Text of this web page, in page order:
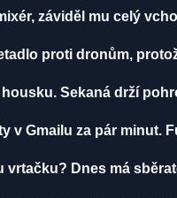
záviděl mu celý
proti dronům,
Sekaná drží
v Gmailu za pár minut.
vrtačku? Dnes má